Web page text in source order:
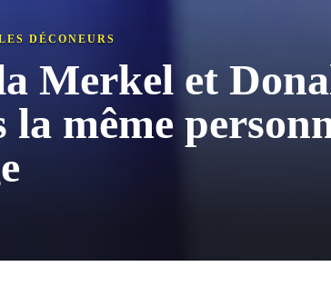
DÉCONEURS
Merkel et
la même